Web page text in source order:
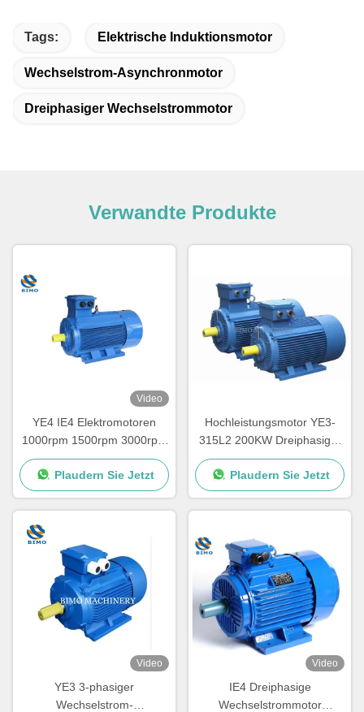
Tags: Elektrische Induktionsmotor
Wechselstrom-Asynchronmotor
Dreiphasiger Wechselstrommotor
Verwandte Produkte
Video
YE4 IE4 Elektromotoren
1000rpm 1500rpm 3000rpm
Dreiphasige Wechselstrom-
Induktionsmotoren
Plaudern Sie Jetzt
Hochleistungsmotor YE3-
315L2 200KW Dreiphasiger
asynchroner
Wechselstrommotor 220V
380V
Plaudern Sie Jetzt
Video
YE3 3-phasiger
Wechselstrom-
Video
IE4 Dreiphasige
Wechselstrommotor